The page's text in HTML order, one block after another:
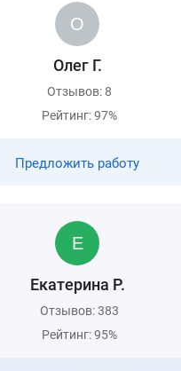
Олег Г.
Отзывов: 8
Рейтинг: 97%
Предложить работу
Екатерина Р.
Отзывов: 383
Рейтинг: 95%